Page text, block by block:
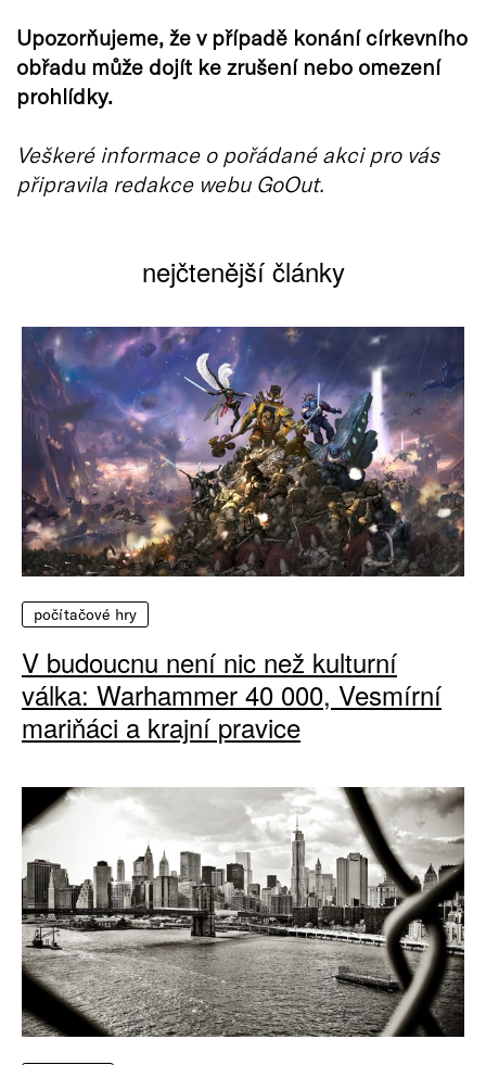
Upozorňujeme, že v případě konání církevního
obřadu může dojít ke zrušení nebo omezení
prohlídky.
Veškeré informace o pořádané akci pro vás
připravila redakce webu GoOut.
nejčtenější články
počítačové hry
V budoucnu není nic než kulturní
válka: Warhammer 40 000, Vesmírní
mariňáci a krajní pravice